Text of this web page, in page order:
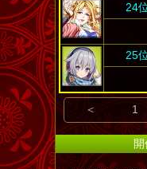
24
25
＜ 1